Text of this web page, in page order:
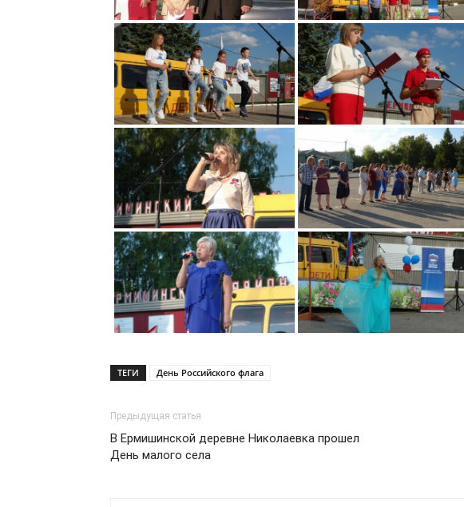
ТЕГИ День Российского флага
Предыдущая статья
В Ермишинской деревне Николаевка прошел
День малого села